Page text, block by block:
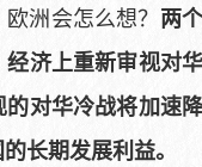
洲会怎么想？ 两
经济上重新审视对
的对华冷战将加速
长期发展利益。